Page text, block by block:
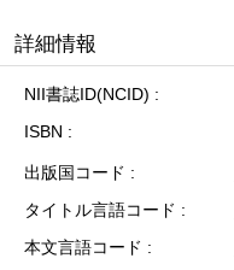
詳細情報
NII書誌ID(NCID)
ISBN
出版国コード
タイトル言語コード
本文言語コード